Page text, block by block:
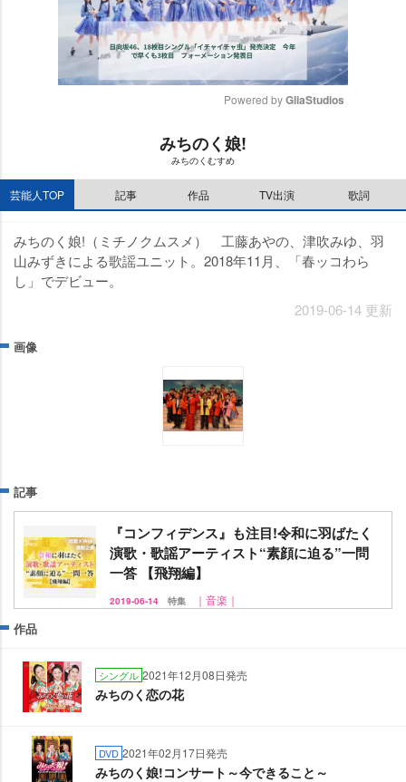
e
Powered by GliaStudios
みちのく娘!
みちのくむすめ
芸能人TOP 記事 作品 TV出演 歌詞
みちのく娘!（ミチノクムスメ） 工藤あやの、津吹みゆ、羽
山みずきによる歌謡ユニット。2018年11月、「春ッコわら
し」でデビュー。
2019-06-14 更新
画像
記事
『コンフィデンス』も注目!令和に羽ばたく
演歌・歌謡アーティスト“素顔に迫る”一問
一答 【飛翔編】
2019-06-14 特集 ｜音楽｜
作品
シングル 2021年12月08日発売
みちのく恋の花
DVD 2021年02月17日発売
みちのく娘!コンサート～今できること～